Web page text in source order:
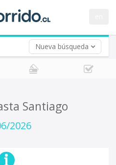
Nueva búsqueda
Santiago
2026